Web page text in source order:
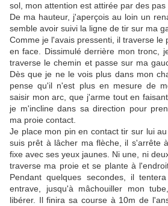
sol, mon attention est attirée par des pas
De ma hauteur, j'aperçois au loin un
semble avoir suivi la ligne de tir sur ma
Comme je l'avais pressenti, il traverse le
en face. Dissimulé derrière mon tronc,
traverse le chemin et passe sur ma
Dès que je ne le vois plus dans mon
pense qu'il n'est plus en mesure de
saisir mon arc, que j'arme tout en
je m'incline dans sa direction pour
ma proie contact.
Je place mon pin en contact tir sur lui
suis prêt à lâcher ma flèche, il s'arrête
fixe avec ses yeux jaunes. Ni une, ni
traverse ma proie et se plante à
Pendant quelques secondes, il
entrave, jusqu'à mâchouiller mon
libérer. Il finira sa course à 10m de